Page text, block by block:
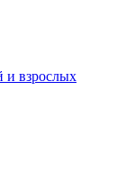
и взрослых